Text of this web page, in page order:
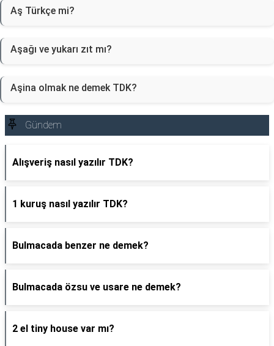
Aş Türkçe mi?
Aşağı ve yukarı zıt mı?
Aşina olmak ne demek TDK?
Gündem
Alışveriş nasıl yazılır TDK?
1 kuruş nasıl yazılır TDK?
Bulmacada benzer ne demek?
Bulmacada özsu ve usare ne demek?
2 el tiny house var mı?